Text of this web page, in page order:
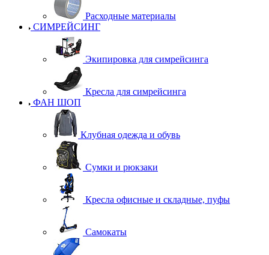
Расходные материалы
СИМРЕЙСИНГ
Экипировка для симрейсинга
Кресла для симрейсинга
ФАН ШОП
Клубная одежда и обувь
Сумки и рюкзаки
Кресла офисные и складные, пуфы
Самокаты